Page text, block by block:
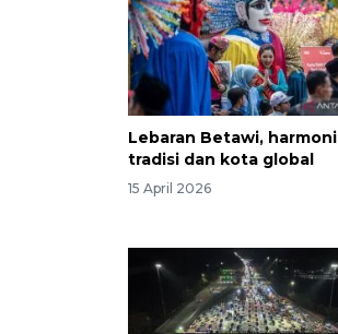
Lebaran Betawi, harmoni
tradisi dan kota global
15 April 2026